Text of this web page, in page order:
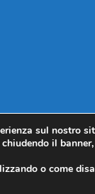
sul nostro
il
o come